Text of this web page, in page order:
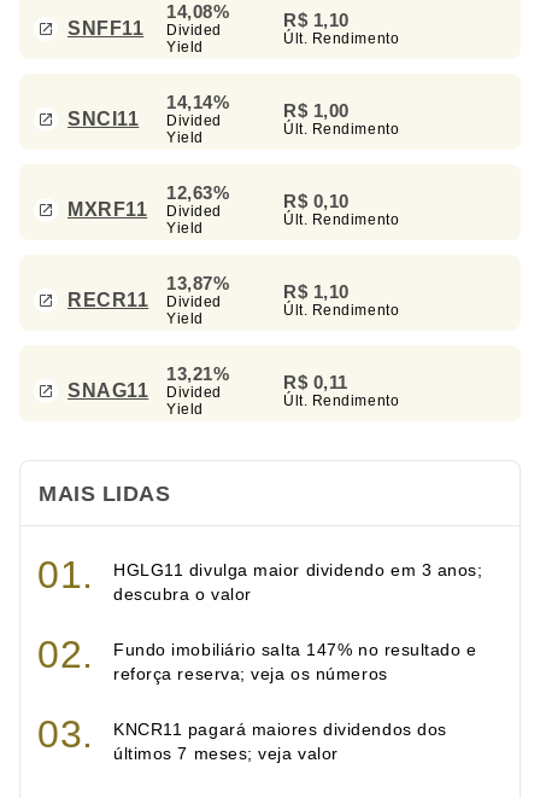
SNFF11
14,08%
Divided
Yield
R$ 1,10
Últ. Rendimento
SNCI11
14,14%
Divided
Yield
R$ 1,00
Últ. Rendimento
MXRF11
12,63%
Divided
Yield
R$ 0,10
Últ. Rendimento
RECR11
13,87%
Divided
Yield
R$ 1,10
Últ. Rendimento
SNAG11
13,21%
Divided
Yield
R$ 0,11
Últ. Rendimento
MAIS LIDAS
HGLG11 divulga maior dividendo em 3 anos;
descubra o valor
Fundo imobiliário salta 147% no resultado e
reforça reserva; veja os números
KNCR11 pagará maiores dividendos dos
últimos 7 meses; veja valor